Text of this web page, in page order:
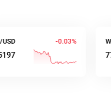
77.254